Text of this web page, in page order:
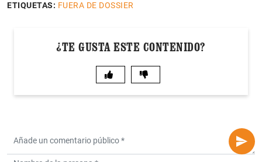
ETIQUETAS: FUERA DE DOSSIER
¿TE GUSTA ESTE CONTENIDO?